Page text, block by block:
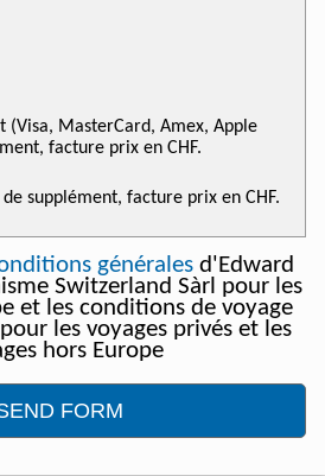
facture prix en CHF.
+ 3,9% de supplément, facture prix en CHF.
générales d'Edward
Switzerland Sàrl pour les
et les conditions de voyage
les voyages privés et les
hors Europe